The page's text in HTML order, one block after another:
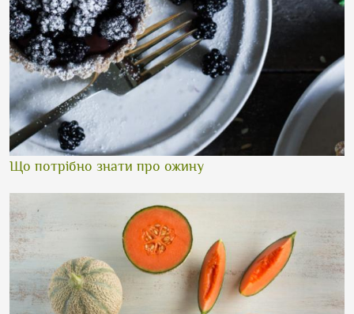
Що потрібно знати про ожину